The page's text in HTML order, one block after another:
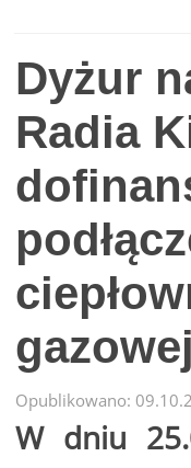
Dyżur
Radia
Opublikowano:
W dniu